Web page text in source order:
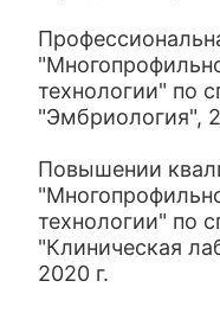
технологии" по
"Эмбриология",
Повышении
технологии" по
"Клиническая
2020 г.